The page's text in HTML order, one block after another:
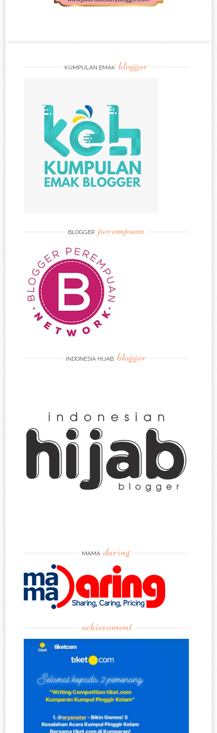
KUMPULAN EMAK blogger
BLOGGER perempuan
INDONESIA HIJAB blogger
MAMA daring
achievement